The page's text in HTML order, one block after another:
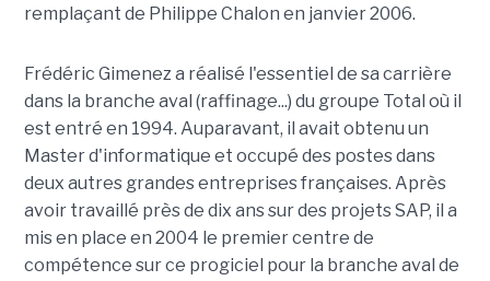
remplaçant de Philippe Chalon en janvier 2006.
Frédéric Gimenez a réalisé l'essentiel de sa carrière
dans la branche aval (raffinage...) du groupe Total où il
est entré en 1994. Auparavant, il avait obtenu un
Master d'informatique et occupé des postes dans
deux autres grandes entreprises françaises. Après
avoir travaillé près de dix ans sur des projets SAP, il a
mis en place en 2004 le premier centre de
compétence sur ce progiciel pour la branche aval de